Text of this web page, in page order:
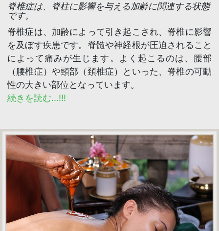
脊椎症は、脊柱に影響を与える加齢に関連する状態
です。
脊椎症は、加齢によって引き起こされ、脊椎に影響
を及ぼす疾患です。脊髄や神経根が圧迫されること
によって痛みが生じます。よく起こるのは、腰部
（腰椎症）や頸部（頚椎症）といった、脊椎の可動
性の大きい部位となっています。
続きを読む...!!!